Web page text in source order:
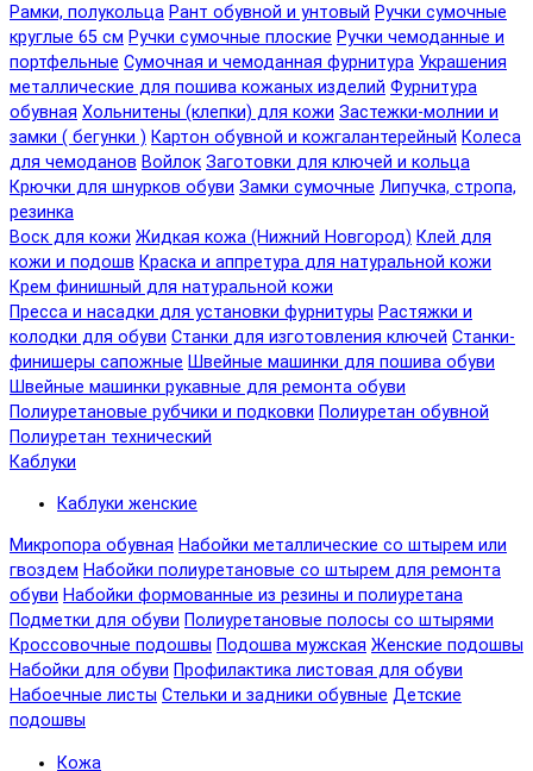
Рамки, полукольца Рант обувной и унтовый Ручки сумочные
круглые 65 см Ручки сумочные плоские Ручки чемоданные и
портфельные Сумочная и чемоданная фурнитура Украшения
металлические для пошива кожаных изделий Фурнитура
обувная Хольнитены (клепки) для кожи Застежки-молнии и
замки ( бегунки ) Картон обувной и кожгалантерейный Колеса
для чемоданов Войлок Заготовки для ключей и кольца
Крючки для шнурков обуви Замки сумочные Липучка, стропа,
резинка
Воск для кожи Жидкая кожа (Нижний Новгород) Клей для
кожи и подошв Краска и аппретура для натуральной кожи
Крем финишный для натуральной кожи
Пресса и насадки для установки фурнитуры Растяжки и
колодки для обуви Станки для изготовления ключей Станки-
финишеры сапожные Швейные машинки для пошива обуви
Швейные машинки рукавные для ремонта обуви
Полиуретановые рубчики и подковки Полиуретан обувной
Полиуретан технический
Каблуки
Каблуки женские
Микропора обувная Набойки металлические со штырем или
гвоздем Набойки полиуретановые со штырем для ремонта
обуви Набойки формованные из резины и полиуретана
Подметки для обуви Полиуретановые полосы со штырями
Кроссовочные подошвы Подошва мужская Женские подошвы
Набойки для обуви Профилактика листовая для обуви
Набоечные листы Стельки и задники обувные Детские
подошвы
Кожа